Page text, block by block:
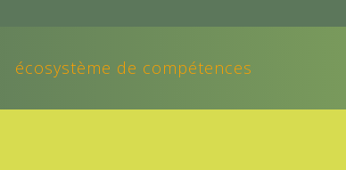
écosystème de compétences